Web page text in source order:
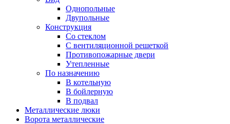
Однопольные
Двупольные
Конструкция
Со стеклом
С вентиляционной решеткой
Противопожарные двери
Утепленные
По назначению
В котельную
В бойлерную
В подвал
Металлические люки
Ворота металлические